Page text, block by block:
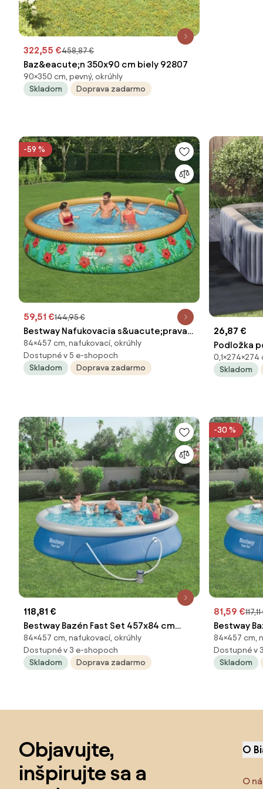
322,55 €458,87 €
Baz&eacute;n 350x90 cm biely 92807
90×350 cm, pevný, okrúhly
Skladom
Doprava zadarmo
-59 %
59,51 €144,95 €
Bestway Nafukovacia s&uacute;prava
baz&eacute;na rajsk&eacute; palmy
457x84 cm 92846
84×457 cm, nafukovací, okrúhly
Dostupné v 5 e-shopoch
Skladom
Doprava zadarmo
26,87 €
Podložka
x 0,1 cm
42009129
Skladom
118,81 €
Bestway Bazén Fast Set 457x84 cm
57313
84×457 cm, nafukovací, okrúhly
Dostupné v 3 e-shopoch
Skladom
Doprava zadarmo
-30 %
81,59 €
Bestway
cm 57313
84×457 cm,
Dostupné v
Skladom
Objavujte,
inšpirujte sa a
O
O